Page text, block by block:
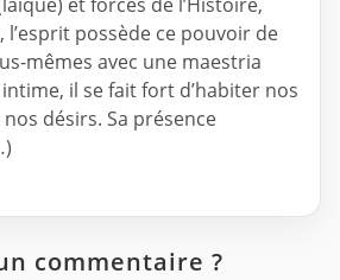
possède ce pouvoir de
mêmes avec une maestria
il se fait fort d’habiter nos
désirs. Sa présence
commentaire ?